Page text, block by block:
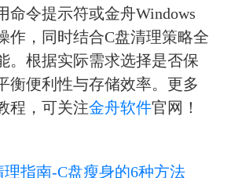
命令提示符或金舟Windows
作，同时结合C盘清理策略全
。根据实际需求选择是否保
衡便利性与存储效率。更多
程，可关注金舟软件官网！
指南-C盘瘦身的6种方法